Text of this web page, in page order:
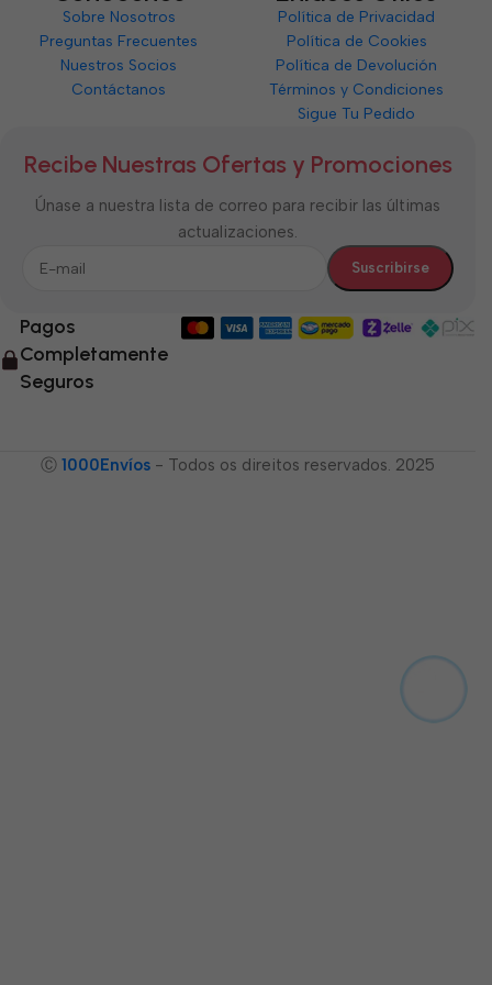
Sobre Nosotros
Preguntas Frecuentes
Nuestros Socios
Contáctanos
Política de Privacidad
Política de Cookies
Política de Devolución
Términos y Condiciones
Sigue Tu Pedido
Recibe Nuestras Ofertas y Promociones
Únase a nuestra lista de correo para recibir las últimas
actualizaciones.
Pagos
Completamente
Seguros
Ⓒ 1000Envíos - Todos os direitos reservados. 2025